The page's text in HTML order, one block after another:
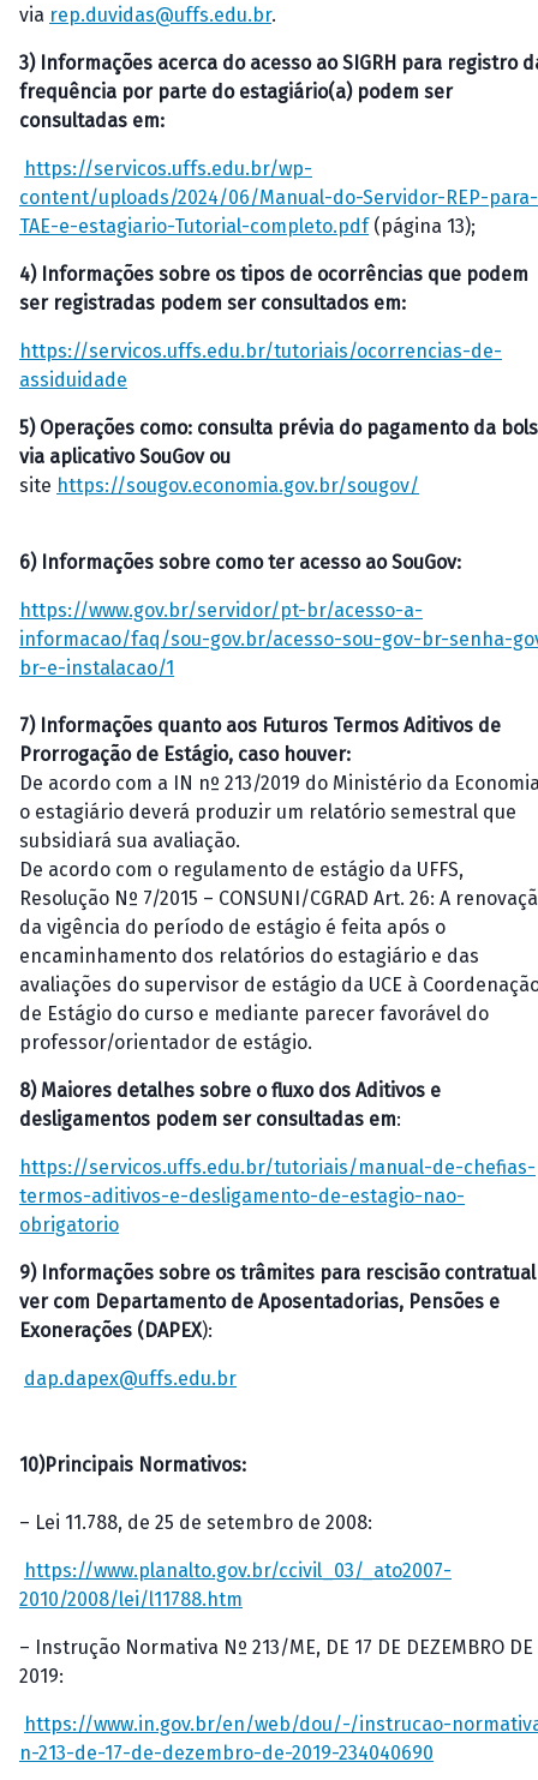
via rep.duvidas@uffs.edu.br.
3) Informações acerca do acesso ao SIGRH para registro
frequência por parte do estagiário(a) podem ser
consultadas em:
https://servicos.uffs.edu.br/wp-
content/uploads/2024/06/Manual-do-Servidor-REP-para-
TAE-e-estagiario-Tutorial-completo.pdf(página 13);
4) Informações sobre os tipos de ocorrências que podem
ser registradas podem ser consultados em:
https://servicos.uffs.edu.br/tutoriais/ocorrencias-de-
assiduidade
5) Operações como: consulta prévia do pagamento da
via aplicativo SouGov ou
site https://sougov.economia.gov.br/sougov/
6) Informações sobre como ter acesso ao SouGov:
https://www.gov.br/servidor/pt-br/acesso-a-
informacao/faq/sou-gov.br/acesso-sou-gov-br-senha-
br-e-instalacao/1
7) Informações quanto aos Futuros Termos Aditivos de
Prorrogação de Estágio, caso houver:
De acordo com a IN nº 213/2019 do Ministério da
o estagiário deverá produzir um relatório semestral que
subsidiará sua avaliação.
De acordo com o regulamento de estágio da UFFS,
Resolução Nº 7/2015 – CONSUNI/CGRAD Art. 26: A
da vigência do período de estágio é feita após o
encaminhamento dos relatórios do estagiário e das
avaliações do supervisor de estágio da UCE à
de Estágio do curso e mediante parecer favorável do
professor/orientador de estágio.
8) Maiores detalhes sobre o fluxo dos Aditivos e
desligamentos podem ser consultadas em:
https://servicos.uffs.edu.br/tutoriais/manual-de-chefias-
termos-aditivos-e-desligamento-de-estagio-nao-
obrigatorio
9) Informações sobre os trâmites para rescisão contratual
ver com Departamento de Aposentadorias, Pensões e
Exonerações (DAPEX):
dap.dapex@uffs.edu.br
10)Principais Normativos:
– Lei 11.788, de 25 de setembro de 2008:
https://www.planalto.gov.br/ccivil_03/_ato2007-
2010/2008/lei/l11788.htm
– Instrução Normativa Nº 213/ME, DE 17 DE DEZEMBRO DE
2019:
https://www.in.gov.br/en/web/dou/-/instrucao-
n-213-de-17-de-dezembro-de-2019-234040690